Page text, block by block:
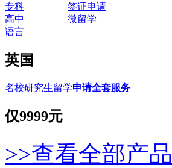
专科
签证申请
高中
微留学
语言
英国
名校研究生留学申请全套服务
仅9999元
>>查看全部产品